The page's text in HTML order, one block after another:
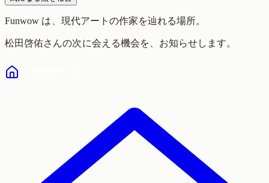
Funwow は、現代アートの作家を辿れる場所。
松田啓佑さんの次に会える機会を、お知らせします。